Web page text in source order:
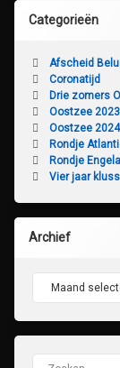
Categorieën
Afscheid
Coronatijd
Drie zomers
Oostzee 2023
Oostzee 2024
Rondje
Rondje
Vier jaar
Archief
Archief
Zoeken naar: